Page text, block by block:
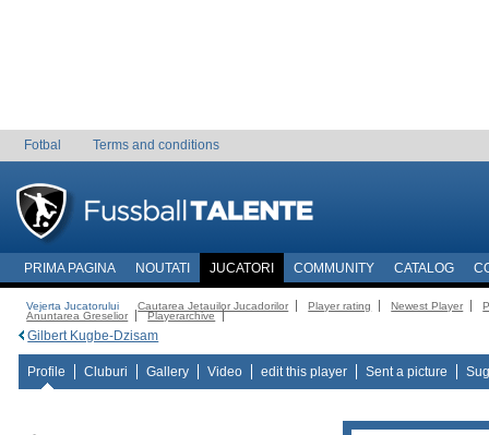
Fotbal Terms and conditions
PRIMA PAGINA NOUTATI JUCATORI COMMUNITY CATALOG
Vejerta Jucatorului Cautarea Jetauilor Jucadorilor Player rating Newest Player
Anuntarea Greselior
Playerarchive
Gilbert Kugbe-Dzisam
Profile Cluburi Gallery Video edit this player Sent a picture